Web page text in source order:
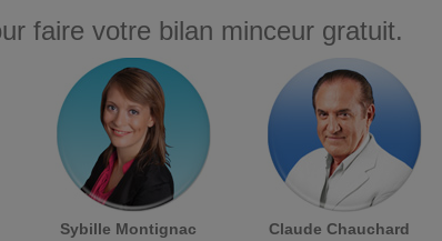
faire votre bilan minceur gratuit.
Sybille Montignac
Claude Chauchard